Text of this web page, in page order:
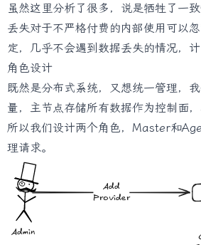
虽然这里分析了很多，说是牺牲了一
丢失对于不严格付费的内部使用可以
定，几乎不会遇到数据丢失的情况，
角色设计
既然是分布式系统，又想统一管理，
量，主节点存储所有数据作为控制面
所以我们设计两个角色，Master和
理请求。